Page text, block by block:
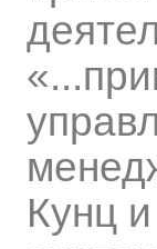
Кунц